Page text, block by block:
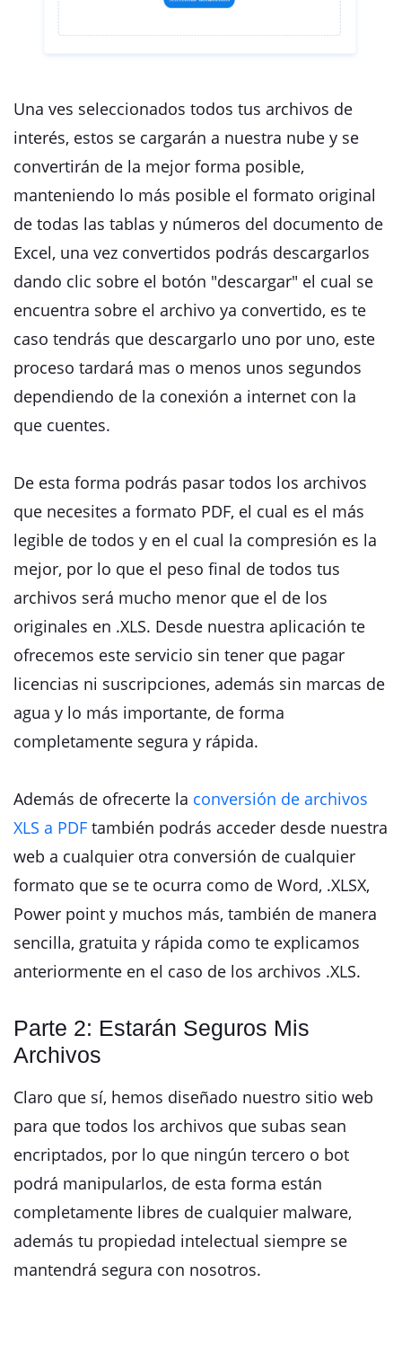
Una ves seleccionados todos tus archivos de
interés, estos se cargarán a nuestra nube y se
convertirán de la mejor forma posible,
manteniendo lo más posible el formato original
de todas las tablas y números del documento de
Excel, una vez convertidos podrás descargarlos
dando clic sobre el botón "descargar" el cual se
encuentra sobre el archivo ya convertido, es te
caso tendrás que descargarlo uno por uno, este
proceso tardará mas o menos unos segundos
dependiendo de la conexión a internet con la
que cuentes.
De esta forma podrás pasar todos los archivos
que necesites a formato PDF, el cual es el más
legible de todos y en el cual la compresión es la
mejor, por lo que el peso final de todos tus
archivos será mucho menor que el de los
originales en .XLS. Desde nuestra aplicación te
ofrecemos este servicio sin tener que pagar
licencias ni suscripciones, además sin marcas de
agua y lo más importante, de forma
completamente segura y rápida.
Además de ofrecerte la conversión de archivos
XLS a PDF también podrás acceder desde nuestra
web a cualquier otra conversión de cualquier
formato que se te ocurra como de Word, .XLSX,
Power point y muchos más, también de manera
sencilla, gratuita y rápida como te explicamos
anteriormente en el caso de los archivos .XLS.
Parte 2: Estarán Seguros Mis
Archivos
Claro que sí, hemos diseñado nuestro sitio web
para que todos los archivos que subas sean
encriptados, por lo que ningún tercero o bot
podrá manipularlos, de esta forma están
completamente libres de cualquier malware,
además tu propiedad intelectual siempre se
mantendrá segura con nosotros.